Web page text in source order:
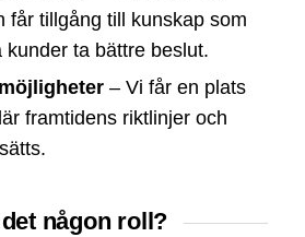
får tillgång till kunskap som
kunder ta bättre beslut.
– Vi får en plats
framtidens riktlinjer och
någon roll?